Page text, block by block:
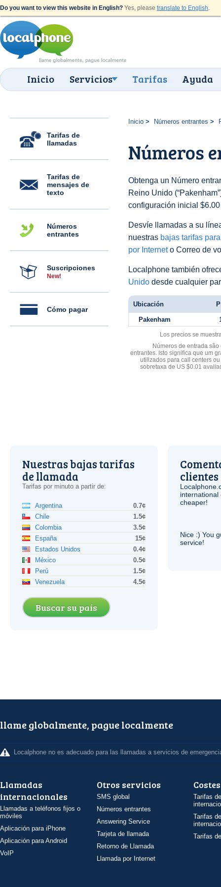
Do you want to view this website in English? Yes, please translate to English.
Inicio Servicios Tarifas Ayuda
Tarifas de
llamadas
Tarifas de
mensajes de
texto
Números
entrantes
Suscripciones
New!
Cómo pagar
Inicio Números entrantes
Números
Obtenga un Número
Reino Unido
configuración inicial
Desvíe llamadas a su
nuestras bajas tarifas
por Interneto Correo de
Localphone también
Unido desde cualquier
Ubicación
Pakenham
Los precios se
Números de entrada
entrantes. Isto significa que um
utilizados para call centers
sobretaxa de US $0.01
Nuestras bajas tarifas
de llamada
Tarifas por minuto a partir de:
Argentina
0.7¢
Chile
1.5¢
Colombia
3.5¢
España
15¢
Estados Unidos
0.4¢
México
0.5¢
Perú
1.5¢
Venezuela
4.5¢
Buscar su país
clientes
international
cheaper!
Nice :) You
service!
llame globalmente, pague localmente
Localphone no es adecuado para las llamadas a servicios de
Llamadas
internacionales
Llamadas a teléfonos fijos o
móviles
Aplicación para iPhone
Aplicación para Android
VoIP
Otros servicios
SMS global
Números entrantes
Answering Service
Tarjeta de llamada
Retorno de Llamada
Llamada por Internet
Costes
Tarifas
Tarifas
Tarifas